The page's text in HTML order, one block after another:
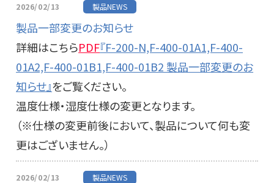
2026/02/13 製品NEWS
製品一部変更のお知らせ
詳細はこちらPDF『F-200-N,F-400-01A1,F-400-
01A2,F-400-01B1,F-400-01B2 製品一部変更のお
知らせ』をご覧ください。
温度仕様・湿度仕様の変更となります。
（※仕様の変更前後において、製品について何も変
更はございません。）
2026/02/13 製品NEWS